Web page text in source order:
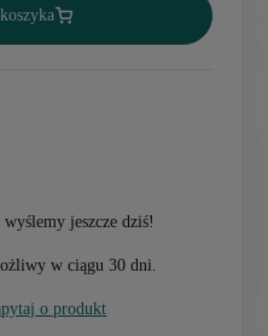
jeszcze dziś!
w ciągu 30 dni.
o produkt